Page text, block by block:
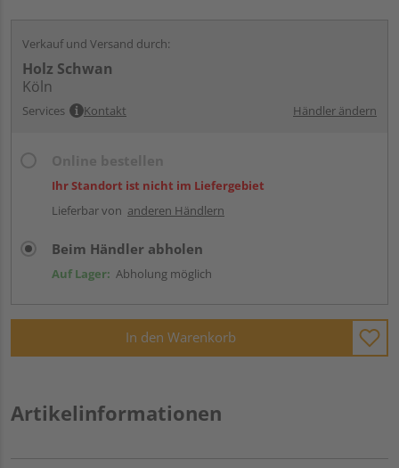
Verkauf und Versand durch:
Holz Schwan
Köln
Services Kontakt Händler ändern
Ihr Standort ist nicht im Liefergebiet
Lieferbar von anderen Händlern
Beim Händler abholen
Auf Lager: Abholung möglich
In den Warenkorb
Artikelinformationen